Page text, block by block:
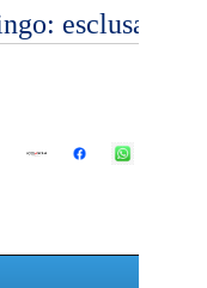
esclusa